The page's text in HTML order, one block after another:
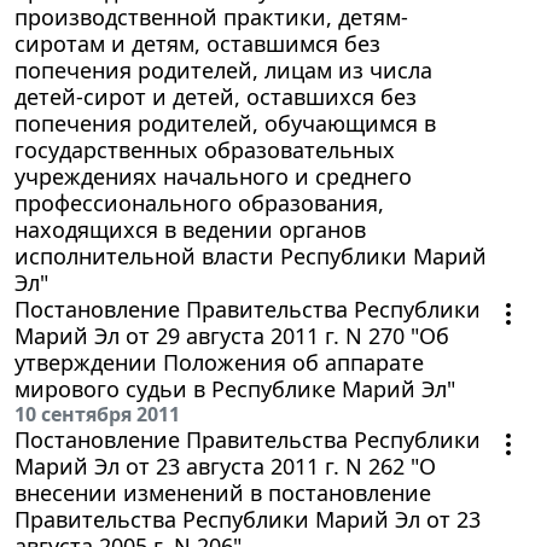
производственной практики, детям-
сиротам и детям, оставшимся без
попечения родителей, лицам из числа
детей-сирот и детей, оставшихся без
попечения родителей, обучающимся в
государственных образовательных
учреждениях начального и среднего
профессионального образования,
находящихся в ведении органов
исполнительной власти Республики Марий
Эл"
Постановление Правительства Республики
Марий Эл от 29 августа 2011 г. N 270 "Об
утверждении Положения об аппарате
мирового судьи в Республике Марий Эл"
10 сентября 2011
Постановление Правительства Республики
Марий Эл от 23 августа 2011 г. N 262 "О
внесении изменений в постановление
Правительства Республики Марий Эл от 23